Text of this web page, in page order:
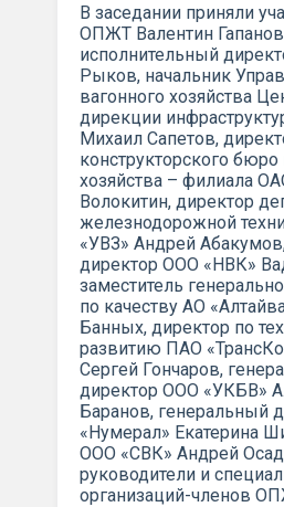
В заседании приняли
ОПЖТ Валентин
исполнительный
Рыков, начальник
вагонного хозяйства
дирекции
Михаил Сапетов,
конструкторского бюро
хозяйства – филиала
Волокитин, директор
железнодорожной
«УВЗ» Андрей
директор ООО «НВК»
заместитель
по качеству АО
Банных, директор по
развитию ПАО
Сергей Гончаров,
директор ООО «УКБВ»
Баранов, генеральный
«Нумерал» Екатерина
ООО «СВК» Андрей
руководители и
организаций-членов